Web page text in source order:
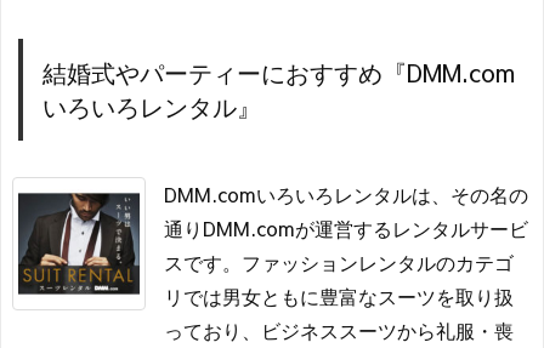
結婚式やパーティーにおすすめ『DMM.com
いろいろレンタル』
DMM.comいろいろレンタルは、その名の
通りDMM.comが運営するレンタルサービ
スです。ファッションレンタルのカテゴ
リでは男女ともに豊富なスーツを取り扱
っており、ビジネススーツから礼服・喪